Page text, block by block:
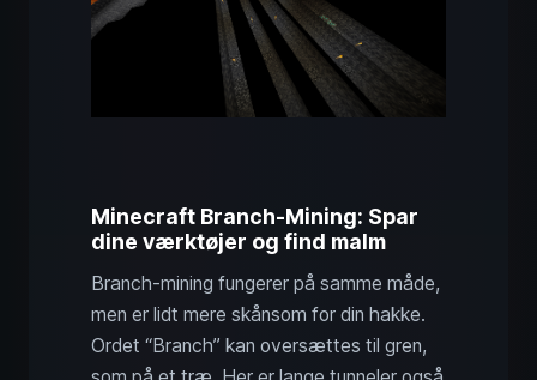
Minecraft Branch-Mining: Spar
dine værktøjer og find malm
Branch-mining fungerer på samme måde,
men er lidt mere skånsom for din hakke.
Ordet “Branch” kan oversættes til gren,